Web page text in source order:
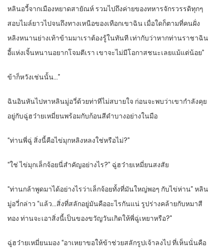
หลินอวี้จากเมืองหยาดสายัณห์ รวมไปถึงค่ายของทหารจักรวรรดิทุกๆ
สอบไมล์ยาวไปจนถึงทางเหนือของเทือกเขาฉิน เมื่อใดก็ตามที่คนฝั่ง
หลิงหนานย่างเท้าข้ามมาเราต้องรู้ในทันที เท่ากับว่าหากท่านราชาฉิน
อี้แห่งเจิ้นหนานอยากโจมตีเรา เขาจะไม่มีโอกาสชนะเลยแม้แต่น้อย”
ข้าก็หวังเช่นนั้น…”
ฉินอินหันไปหาหลินมู่อวี่ด้วยท่าทีไม่สบายใจ ก่อนจะพบว่าเขากำลังคุย
อยู่กับฉู่ฮว๋ายเหมี่ยนพร้อมกับก้อนสีดำบางอย่างในมือ
“ท่านพี่ฉู่ สิ่งนี้คือไข่มุกหลิงหลงใช่หรือไม่?”
“ใช่ ไข่มุกเล็กจ้อยนี่สำคัญอย่างไร?” ฉู่ฮว๋ายเหมี่ยนสงสัย
“ท่านกล้าพูดมาได้อย่างไรว่าเล็กจ้อยทั้งที่มันใหญ่พอๆ กับไข่ห่าน” หลิน
มู่อวี่กล่าว “แล้ว…สิ่งที่สลักอยู่มันคืออะไรกันแน่ รูปร่างคล้ายกับหมาสี
ทอง ท่านจะเอาสิ่งนี้เป็นของขวัญวันเกิดให้พี่ฉู่เหยาหรือ?”
ฉู่ฮว๋ายเหมี่ยนมอง “อาเหยาขอให้ข้าช่วยสลักรูปเจ้าลงไป ที่เห็นนั่นคือ